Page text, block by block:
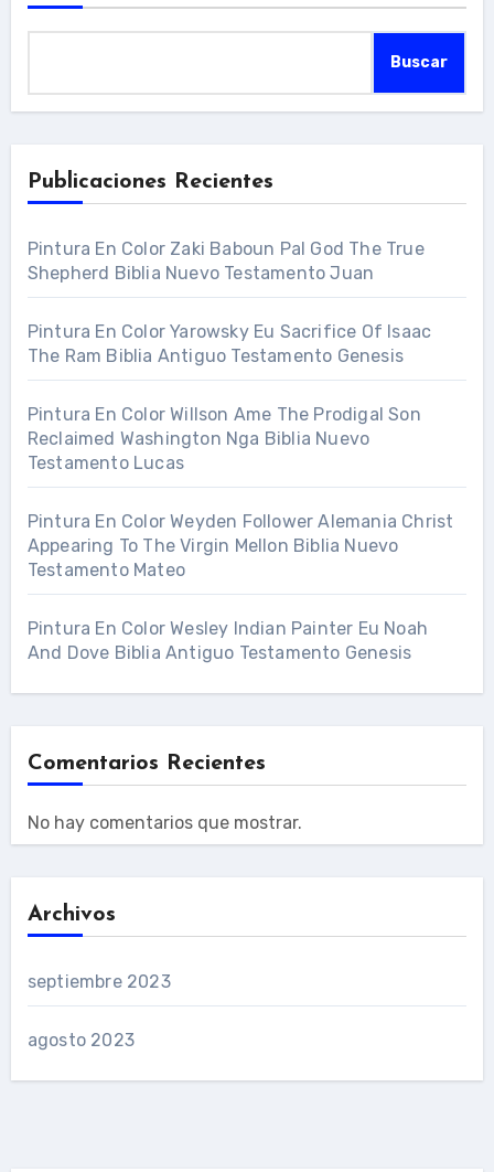
Buscar
Publicaciones Recientes
Pintura En Color Zaki Baboun Pal God The True
Shepherd Biblia Nuevo Testamento Juan
Pintura En Color Yarowsky Eu Sacrifice Of Isaac
The Ram Biblia Antiguo Testamento Genesis
Pintura En Color Willson Ame The Prodigal Son
Reclaimed Washington Nga Biblia Nuevo
Testamento Lucas
Pintura En Color Weyden Follower Alemania Christ
Appearing To The Virgin Mellon Biblia Nuevo
Testamento Mateo
Pintura En Color Wesley Indian Painter Eu Noah
And Dove Biblia Antiguo Testamento Genesis
Comentarios Recientes
No hay comentarios que mostrar.
Archivos
septiembre 2023
agosto 2023